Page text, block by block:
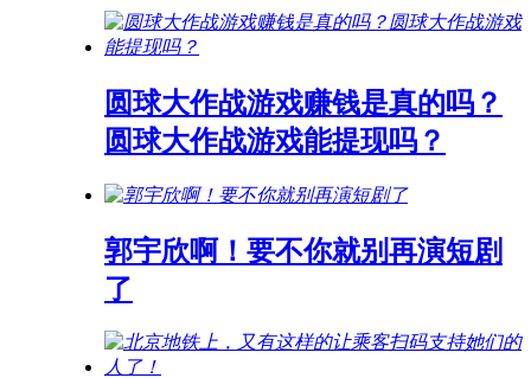
圆球大作战游戏赚钱是真的吗？
圆球大作战游戏能提现吗？
郭宇欣啊！要不你就别再演短剧
了